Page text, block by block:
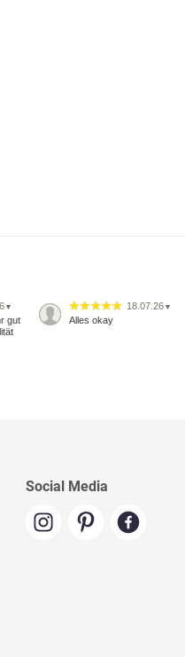
▼
gut
18.07.26 ▼
Alles okay
Social Media